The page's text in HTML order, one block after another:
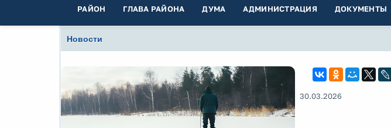
РАЙОН ГЛАВА РАЙОНА ДУМА АДМИНИСТРАЦИЯ ДОКУМЕНТЫ
Новости
30.03.2026